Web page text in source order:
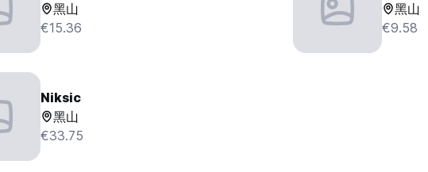
黑山
€15.36
黑山
€9.58
Niksic
黑山
€33.75